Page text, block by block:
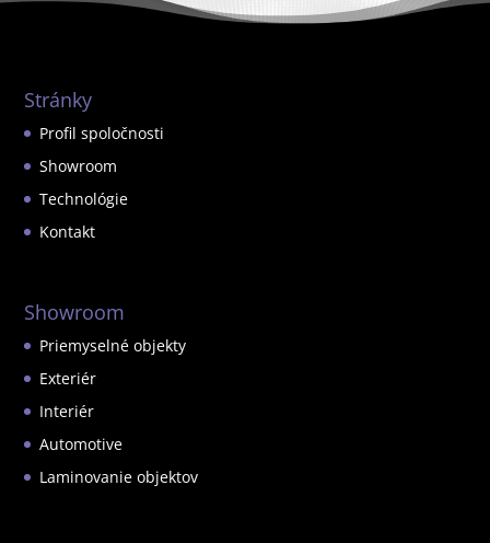
Stránky
Profil spoločnosti
Showroom
Technológie
Kontakt
Showroom
Priemyselné objekty
Exteriér
Interiér
Automotive
Laminovanie objektov